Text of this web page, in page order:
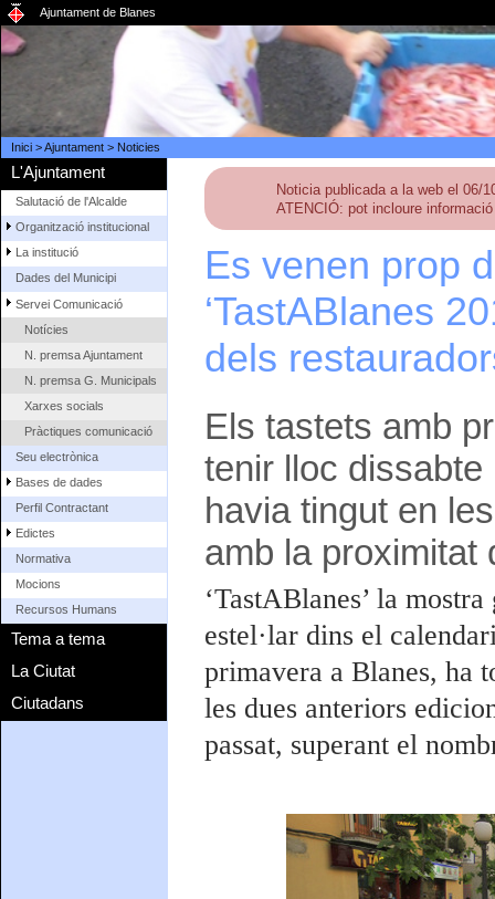
Ajuntament de Blanes
Inici>Ajuntament> Noticies
L'Ajuntament
Salutació de l'Alcalde
Organització institucional
La institució
Dades del Municipi
Servei Comunicació
Notícies
N. premsa Ajuntament
N. premsa G. Municipals
Xarxes socials
Pràctiques comunicació
Seu electrònica
Bases de dades
Perfil Contractant
Edictes
Normativa
Mocions
Recursos Humans
Tema a tema
La Ciutat
Ciutadans
Noticia publicada a la web el 06/
ATENCIÓ: pot incloure
Es venen prop
‘TastABlanes
dels
Els tastets amb
tenir lloc dissabte
havia tingut en
amb la proximitat
‘TastABlanes’ la
estel·lar dins el
primavera a Blanes, ha
les dues anteriors
passat, superant el